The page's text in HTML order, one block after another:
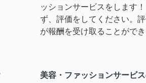
ッションサービスをします
ず、評価をしてください。
が報酬を受け取ることができ
美容・ファッションサービ